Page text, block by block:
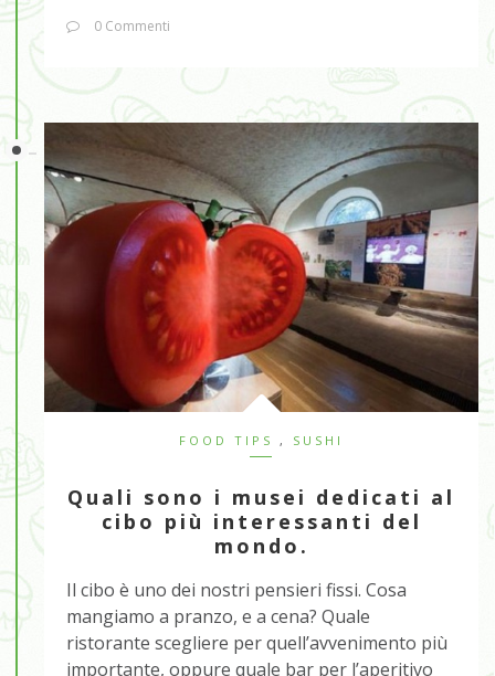
0 Commenti
FOOD TIPS , SUSHI
Quali sono i musei dedicati al
cibo più interessanti del
mondo.
Il cibo è uno dei nostri pensieri fissi. Cosa
mangiamo a pranzo, e a cena? Quale
ristorante scegliere per quell’avvenimento più
importante, oppure quale bar per l’aperitivo